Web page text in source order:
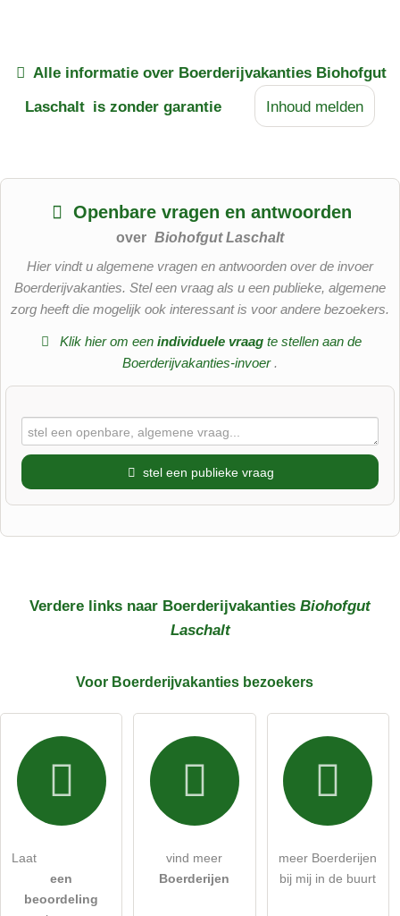
Alle informatie over Boerderijvakanties Biohofgut
Laschalt is zonder garantie Inhoud melden
Openbare vragen en antwoorden
over Biohofgut Laschalt
Hier vindt u algemene vragen en antwoorden over de invoer
Boerderijvakanties. Stel een vraag als u een publieke, algemene
zorg heeft die mogelijk ook interessant is voor andere bezoekers.
Klik hier om een ​​individuele vraagte stellen aan de
Boerderijvakanties-invoer .
stel een publieke vraag
Ik accepteer hierbij de algemene voorwaarden.
Ik heb de gegevensbeschermingsverklaring gelezen.
Let op:openbare vragen zijnvoor alle bezoekers zichtbaar.
Verdere links naar Boerderijvakanties Biohofgut
Laschalt
Voor Boerderijvakanties bezoekers
Laat
een
beoordeling
vind meer
Boerderijen
meer Boerderijen
bij mij in de buurt